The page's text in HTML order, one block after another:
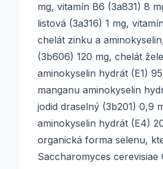
mg, vitamín B6 (3a831) 8
listová (3a316) 1 mg,
chelát zinku a
(3b606) 120 mg, chelát
aminokyselin hydrát (E1)
manganu aminokyselin
jodid draselný (3b201) 0,9
aminokyselin hydrát (E4)
organická forma selenu,
Saccharomyces cerevisiae